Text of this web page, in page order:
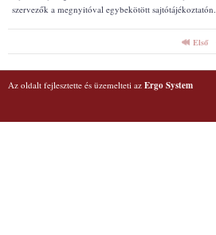
szervezők a megnyitóval egybekötött sajtótájékoztatón.
Első
Az oldalt fejlesztette és üzemelteti az Ergo System